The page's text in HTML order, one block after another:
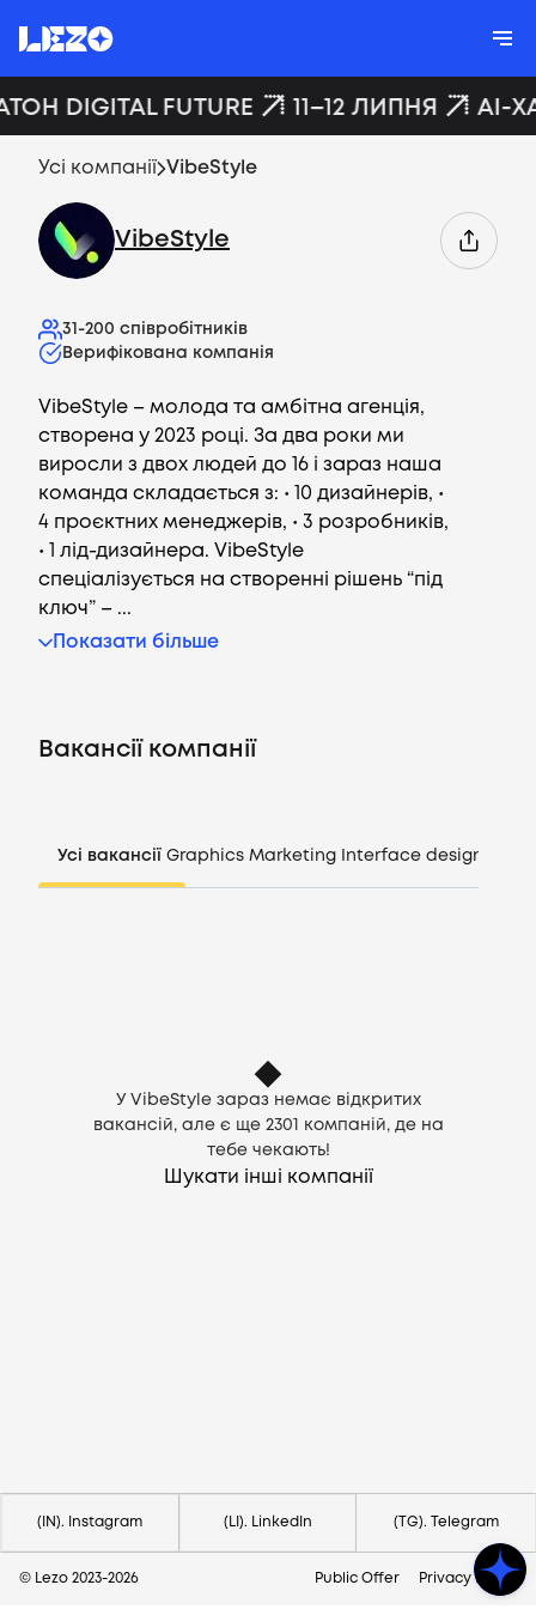
UA
DIGITAL FUTURE 11–12 ЛИПНЯ AI-
Усі компанії VibeStyle
VibeStyle
31-200 співробітників
Верифікована компанія
VibeStyle – молода та амбітна агенція,
створена у 2023 році. За два роки ми
виросли з двох людей до 16 і зараз наша
команда складається з: • 10 дизайнерів, •
4 проєктних менеджерів, • 3 розробників,
• 1 лід-дизайнера. VibeStyle
спеціалізується на створенні рішень “під
ключ” – ...
Показати більше
Вакансії компанії
Усі вакансії Graphics Marketing Interface design
У VibeStyle зараз немає відкритих
вакансій, але є ще 2301
компаній, де на
тебе чекають!
Шукати інші компанії
(IN). Instagram (LI). LinkedIn (TG). Telegram
© Lezo 2023-2026 Public Offer Privacy Policy